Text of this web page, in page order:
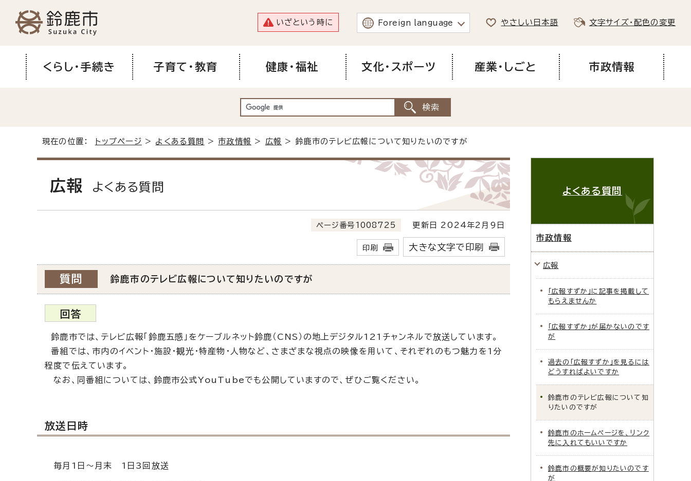
いざという時に Foreign language やさしい日本語 文字サイズ・配色の変更
くらし・手続き 子育て・教育 健康・福祉 文化・スポーツ 産業・しごと 市政情報
現在の位置： トップページ > よくある質問 >市政情報 > 広報 > 鈴鹿市のテレビ広報について知りたいのですが
広報 よくある質問
ページ番号1008725 更新日 2024年2月9日
印刷 大きな文字で印刷
質問 鈴鹿市のテレビ広報について知りたいのですが
回答
鈴鹿市では、テレビ広報「鈴鹿五感」をケーブルネット鈴鹿（CNS）の地上デジタル121チャンネルで放送しています。
番組では、市内のイベント・施設・観光・特産物・人物など、さまざまな視点の映像を用いて、それぞれのもつ魅力を1分
程度で伝えています。
なお、同番組については、鈴鹿市公式YouTubeでも公開していますので、ぜひご覧ください。
放送日時
毎月1日～月末 1日3回放送
よくある質問
市政情報
広報
「広報すずか」に記事を掲載して
もらえませんか
「広報すずか」が届かないのです
が
過去の「広報すずか」を見るには
どうすればよいですか
鈴鹿市のテレビ広報について知
りたいのですが
鈴鹿市のホームページを、リンク
先に入れてもいいですか
鈴鹿市の概要が知りたいのです
が